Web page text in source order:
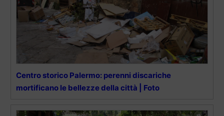
Centro storico Palermo: perenni discariche
mortificano le bellezze della città | Foto